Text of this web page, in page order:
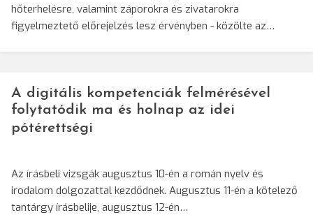
hőterhelésre, valamint záporokra és zivatarokra
figyelmeztető előrejelzés lesz érvényben - közölte az…
A digitális kompetenciák felmérésével
folytatódik ma és holnap az idei
pótérettségi
Az írásbeli vizsgák augusztus 10-én a román nyelv és
irodalom dolgozattal kezdődnek. Augusztus 11-én a kötelező
tantárgy írásbelije, augusztus 12-én…